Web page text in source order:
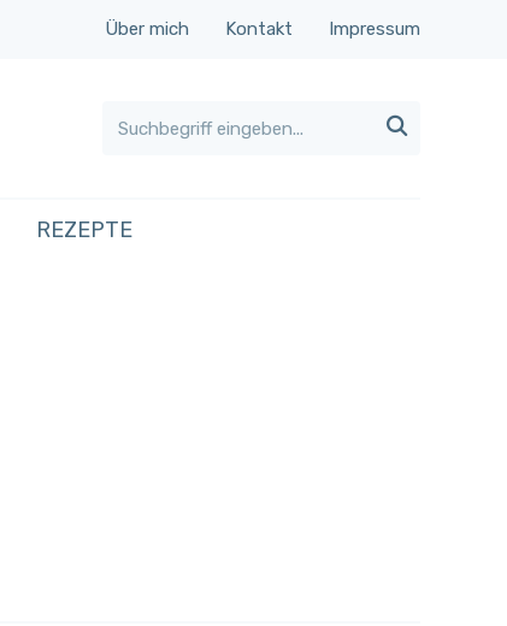
Über mich Kontakt Impressum

REZEPTE